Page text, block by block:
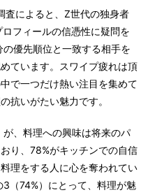
査によると、Z世代の独身者
フィールの信憑性に疑問を
優先順位と一致する相手を
ています。スワイプ疲れは頂
で一つだけ熱い注目を集めて
抗いがたい魅力です。
、料理への興味は将来のパ
り、78%がキッチンでの自信
理をする人に心を奪われてい
（74%）にとって、料理が魅